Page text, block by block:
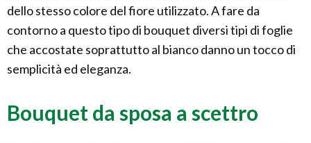
dello stesso colore del fiore utilizzato. A fare da
contorno a questo tipo di bouquet diversi tipi di foglie
che accostate soprattutto al bianco danno un tocco di
semplicità ed eleganza.
Bouquet da sposa a scettro